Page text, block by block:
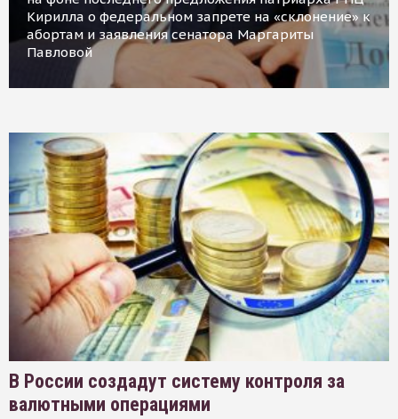
Кирилла о федеральном запрете на «склонение» к
абортам и заявления сенатора Маргариты
Павловой
В России создадут систему контроля за
валютными операциями